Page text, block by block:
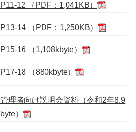
12 （PDF：1,041KB）
14 （PDF：1,250KB）
16 （1,108kbyte）
18 （880kbyte）
理者向け説明会資料（令和2年8.9
）